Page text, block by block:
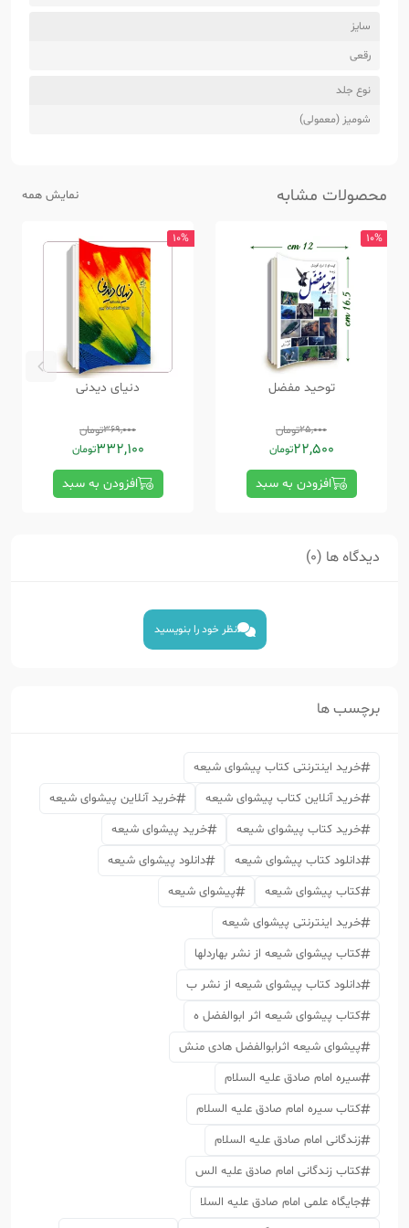
سایز
رقعی
نوع جلد
شومیز (معمولی)
محصولات مشابه نمایش همه
10%
توحید مفضل
25,000تومان
22,500تومان
افزودن به سبد
10%
دنیای دیدنی
369,000تومان
332,100تومان
افزودن به سبد
دیدگاه ها (0)
نظر خود را بنویسید
برچسب ها
خرید اینترنتی کتاب پیشوای شیعه
خرید آنلاین کتاب پیشوای شیعه
خرید آنلاین پیشوای شیعه
خرید کتاب پیشوای شیعه
خرید پیشوای شیعه
دانلود کتاب پیشوای شیعه
دانلود پیشوای شیعه
کتاب پیشوای شیعه
پیشوای شیعه
خرید اینترنتی پیشوای شیعه
کتاب پیشوای شیعه از نشر بهاردلها
دانلود کتاب پیشوای شیعه از نشر ب
کتاب پیشوای شیعه اثر ابوالفضل ه
پیشوای شیعه اثرابوالفضل هادی منش
سیره امام صادق علیه السلام
کتاب سیره امام صادق علیه السلام
زندگانی امام صادق علیه السلام
کتاب زندگانی امام صادق علیه الس
جایگاه علمی امام صادق علیه السلا